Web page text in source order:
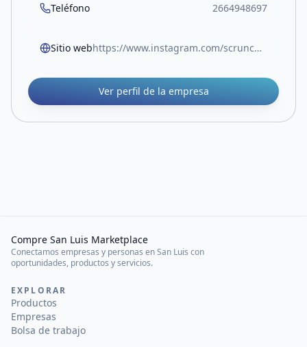
Teléfono 2664948697
Sitio web https://www.instagram.com/scrunchies.lovers.sl?utm_source=ig_web_button_share_sheet&igsh=ZDNlZDc0MzIxNw==
Ver perfil de la empresa
Compre San Luis Marketplace
Conectamos empresas y personas en San Luis con
oportunidades, productos y servicios.
EXPLORAR
Productos
Empresas
Bolsa de trabajo